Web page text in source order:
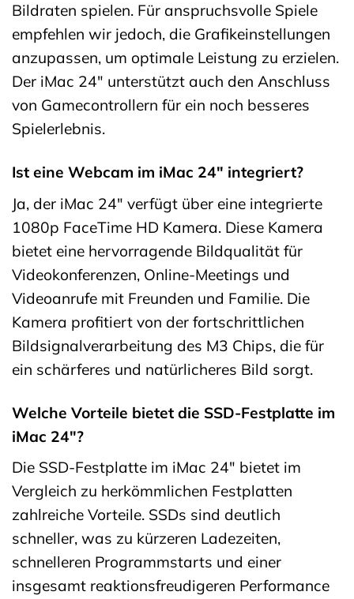
Bildraten spielen. Für anspruchsvolle Spiele
empfehlen wir jedoch, die Grafikeinstellungen
anzupassen, um optimale Leistung zu erzielen.
Der iMac 24″ unterstützt auch den Anschluss
von Gamecontrollern für ein noch besseres
Spielerlebnis.
Ist eine Webcam im iMac 24″ integriert?
Ja, der iMac 24″ verfügt über eine integrierte
1080p FaceTime HD Kamera. Diese Kamera
bietet eine hervorragende Bildqualität für
Videokonferenzen, Online-Meetings und
Videoanrufe mit Freunden und Familie. Die
Kamera profitiert von der fortschrittlichen
Bildsignalverarbeitung des M3 Chips, die für
ein schärferes und natürlicheres Bild sorgt.
Welche Vorteile bietet die SSD-Festplatte im
iMac 24″?
Die SSD-Festplatte im iMac 24″ bietet im
Vergleich zu herkömmlichen Festplatten
zahlreiche Vorteile. SSDs sind deutlich
schneller, was zu kürzeren Ladezeiten,
schnelleren Programmstarts und einer
insgesamt reaktionsfreudigeren Performance